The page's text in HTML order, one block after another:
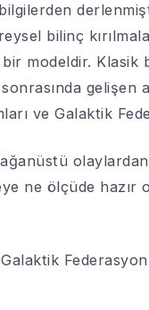
bilinç
bir modeldir.
gelişen
ve Galaktik
ne ölçüde hazır